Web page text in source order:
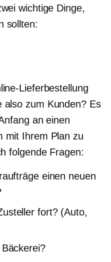
wichtige Dinge,
sollten:
Lieferbestellung
also zum Kunden? Es
an einen
mit Ihrem Plan zu
folgende Fragen:
einen neuen
fort? (Auto,